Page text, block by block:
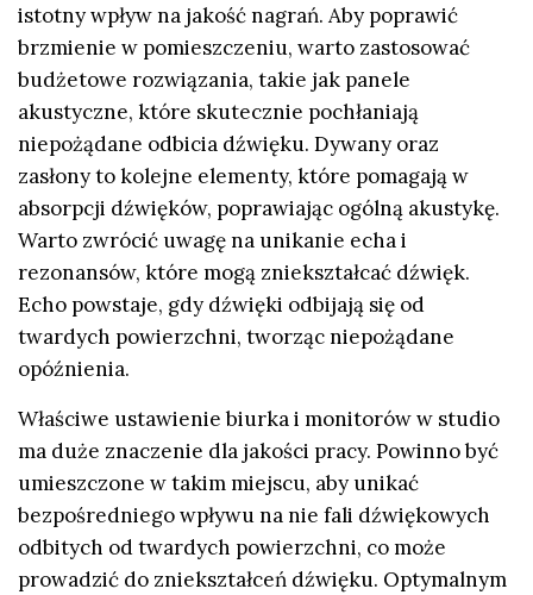
istotny wpływ na jakość nagrań. Aby poprawić
brzmienie w pomieszczeniu, warto zastosować
budżetowe rozwiązania, takie jak panele
akustyczne, które skutecznie pochłaniają
niepożądane odbicia dźwięku. Dywany oraz
zasłony to kolejne elementy, które pomagają w
absorpcji dźwięków, poprawiając ogólną akustykę.
Warto zwrócić uwagę na unikanie echa i
rezonansów, które mogą zniekształcać dźwięk.
Echo powstaje, gdy dźwięki odbijają się od
twardych powierzchni, tworząc niepożądane
opóźnienia.
Właściwe ustawienie biurka i monitorów w studio
ma duże znaczenie dla jakości pracy. Powinno być
umieszczone w takim miejscu, aby unikać
bezpośredniego wpływu na nie fali dźwiękowych
odbitych od twardych powierzchni, co może
prowadzić do zniekształceń dźwięku. Optymalnym